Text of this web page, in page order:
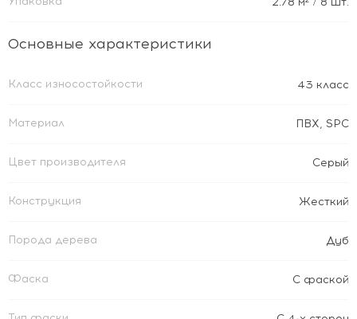
Основные характеристики
Класс износостойкости 43 класс
Материал ПВХ, SPC
Цвет производителя Серый
Конструкция Жесткий
Порода дерева Дуб
Фаска С фаской